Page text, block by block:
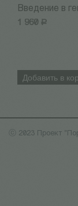
Введение в
1 960 Р
Добавить в
ⓒ 2023 Проект